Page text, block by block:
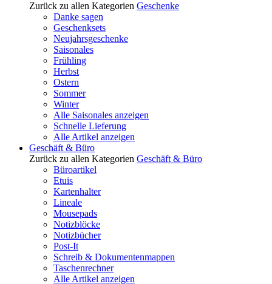
Zurück zu allen Kategorien Geschenke
Danke sagen
Geschenksets
Neujahrsgeschenke
Saisonales
Frühling
Herbst
Ostern
Sommer
Winter
Alle Saisonales anzeigen
Schnelle Lieferung
Alle Artikel anzeigen
Geschäft & Büro
Zurück zu allen Kategorien Geschäft & Büro
Büroartikel
Etuis
Kartenhalter
Lineale
Mousepads
Notizblöcke
Notizbücher
Post-It
Schreib & Dokumentenmappen
Taschenrechner
Alle Artikel anzeigen